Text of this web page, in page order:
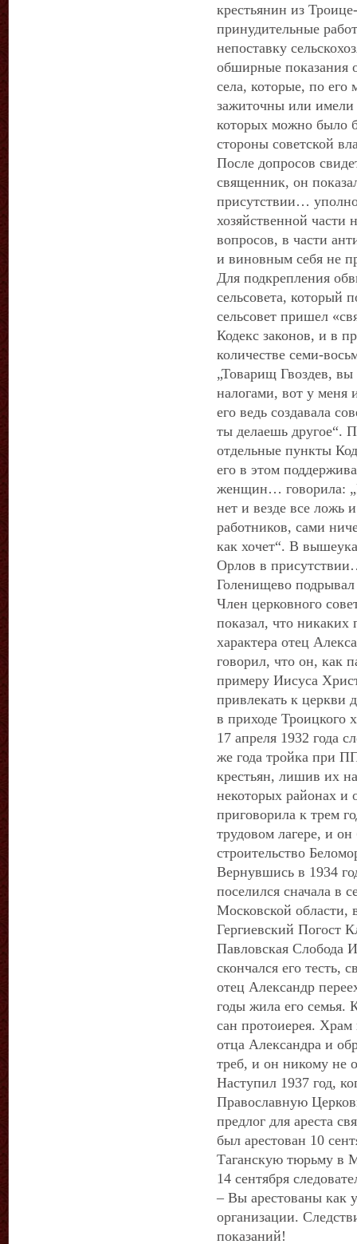
крестьянин из
принудительные
непоставку
обширные показания
села, которые, по
зажиточны или имели
которых можно было
стороны советской
После допросов
священник, он
присутствии…
хозяйственной части
вопросов, в части
и виновным себя не
Для подкрепления
сельсовета, который
сельсовет пришел
Кодекс законов, и в
количестве семи-
„Товарищ Гвоздев,
налогами, вот у меня
его ведь создавала
ты делаешь другое“.
отдельные пункты
его в этом
женщин… говорила:
нет и везде все ложь
работников, сами
как хочет“. В
Орлов в
Голенищево подрывал
Член церковного
показал, что никаких
характера отец
говорил, что он, как
примеру Иисуса
привлекать к церкви
в приходе Троицкого
17 апреля 1932 года
же года тройка при
крестьян, лишив их
некоторых районах и
приговорила к трем
трудовом лагере, и
строительство
Вернувшись в 1934
поселился сначала в
Московской области,
Гергиевский Погост
Павловская Слобода
скончался его
отец Александр
годы жила его семья.
сан протоиерея. Храм
отца Александра и
треб, и он никому не
Наступил 1937 год,
Православную
предлог для ареста
был арестован 10
Таганскую тюрьму в
14 сентября
– Вы арестованы как
организации.
показаний!